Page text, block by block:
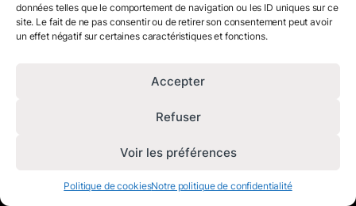
données telles que le comportement de navigation ou les ID uniques sur ce
site. Le fait de ne pas consentir ou de retirer son consentement peut avoir
un effet négatif sur certaines caractéristiques et fonctions.
Accepter
Refuser
Voir les préférences
Politique de cookiesNotre politique de confidentialité